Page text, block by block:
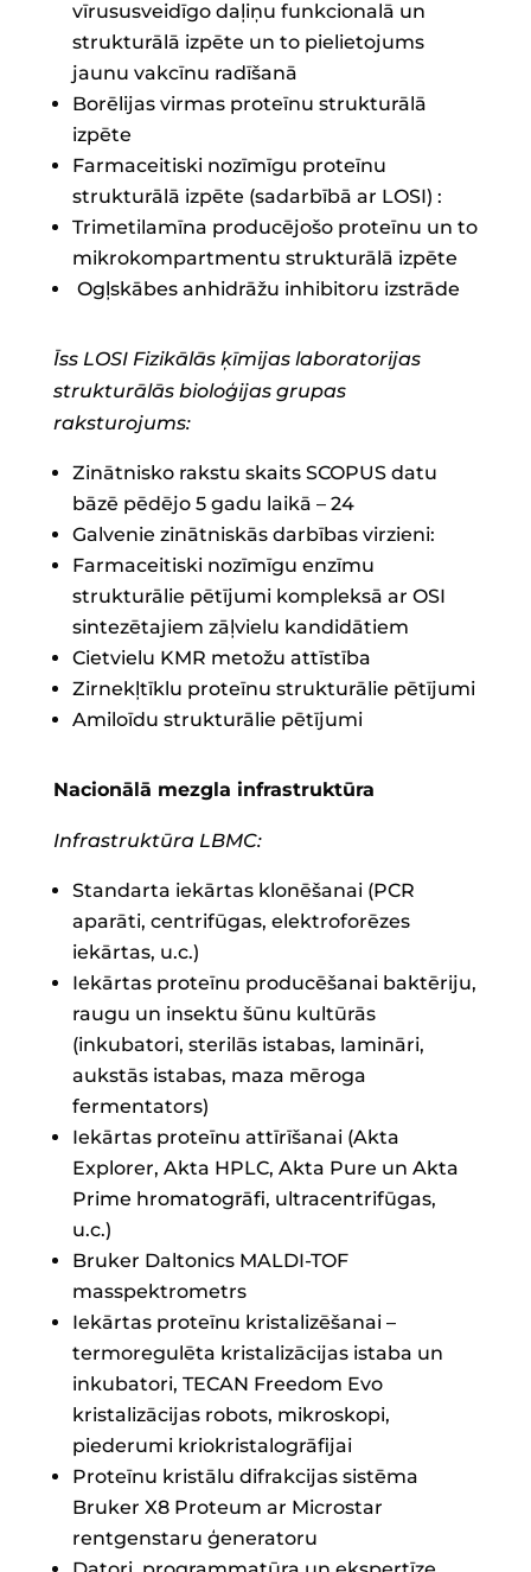
vīrususveidīgo daļiņu funkcionalā un
strukturālā izpēte un to pielietojums
jaunu vakcīnu radīšanā
Borēlijas virmas proteīnu strukturālā
izpēte
Farmaceitiski nozīmīgu proteīnu
strukturālā izpēte (sadarbībā ar LOSI) :
Trimetilamīna producējošo proteīnu un to
mikrokompartmentu strukturālā izpēte
Ogļskābes anhidrāžu inhibitoru izstrāde
Īss LOSI Fizikālās ķīmijas laboratorijas
strukturālās bioloģijas grupas
raksturojums:
Zinātnisko rakstu skaits SCOPUS datu
bāzē pēdējo 5 gadu laikā – 24
Galvenie zinātniskās darbības virzieni:
Farmaceitiski nozīmīgu enzīmu
strukturālie pētījumi kompleksā ar OSI
sintezētajiem zāļvielu kandidātiem
Cietvielu KMR metožu attīstība
Zirnekļtīklu proteīnu strukturālie pētījumi
Amiloīdu strukturālie pētījumi
Nacionālā mezgla infrastruktūra
Infrastruktūra LBMC:
Standarta iekārtas klonēšanai (PCR
aparāti, centrifūgas, elektroforēzes
iekārtas, u.c.)
Iekārtas proteīnu producēšanai baktēriju,
raugu un insektu šūnu kultūrās
(inkubatori, sterilās istabas, lamināri,
aukstās istabas, maza mēroga
fermentators)
Iekārtas proteīnu attīrīšanai (Akta
Explorer, Akta HPLC, Akta Pure un Akta
Prime hromatogrāfi, ultracentrifūgas,
u.c.)
Bruker Daltonics MALDI-TOF
masspektrometrs
Iekārtas proteīnu kristalizēšanai –
termoregulēta kristalizācijas istaba un
inkubatori, TECAN Freedom Evo
kristalizācijas robots, mikroskopi,
piederumi kriokristalogrāfijai
Proteīnu kristālu difrakcijas sistēma
Bruker X8 Proteum ar Microstar
rentgenstaru ģeneratoru